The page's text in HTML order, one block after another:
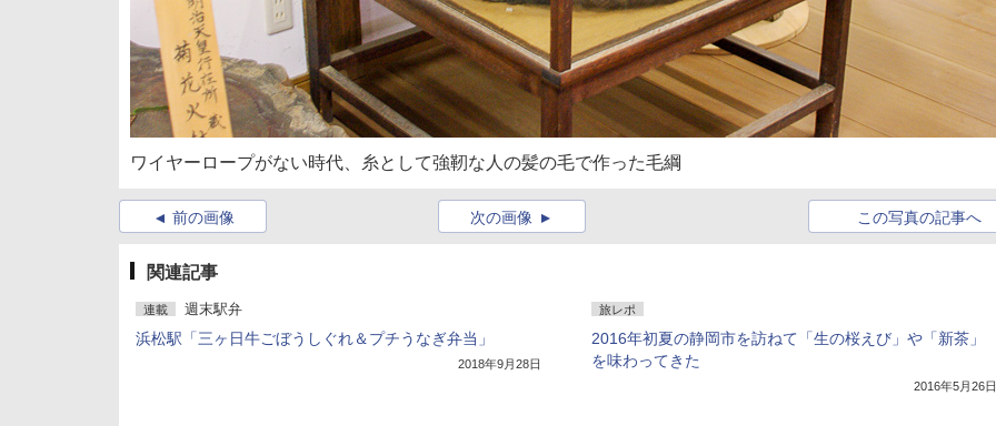
ワイヤーロープがない時代、糸として強靭な人の髪の毛で作った毛綱
前の画像 この写真の記事へ
次の画像
関連記事
連載 週末駅弁
浜松駅「三ヶ日牛ごぼうしぐれ＆プチうなぎ弁当」
2018年9月28日
旅レポ
2016年初夏の静岡市を訪ねて「生の桜えび」や「新茶」
を味わってきた
2016年5月26日